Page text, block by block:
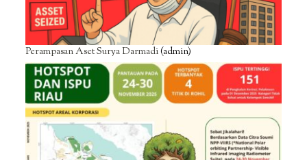
Perampasan Aset Surya Darmadi(admin)